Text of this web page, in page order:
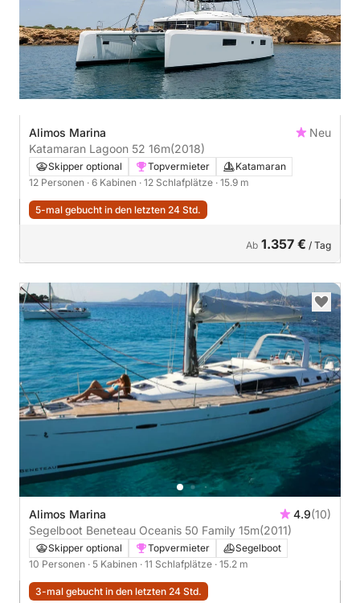
Alimos Marina
Neu
Katamaran Lagoon 52 16m(2018)
Skipper optional Topvermieter
Katamaran
12 Personen · 6 Kabinen · 12 Schlafplätze · 15.9 m
5-mal gebucht in den letzten 24 Std.
Ab 1.357 € / Tag
Alimos Marina 4.9(10)
Segelboot Beneteau Oceanis 50 Family 15m(2011)
Skipper optional Topvermieter
Segelboot
10 Personen · 5 Kabinen · 11 Schlafplätze · 15.2 m
3-mal gebucht in den letzten 24 Std.